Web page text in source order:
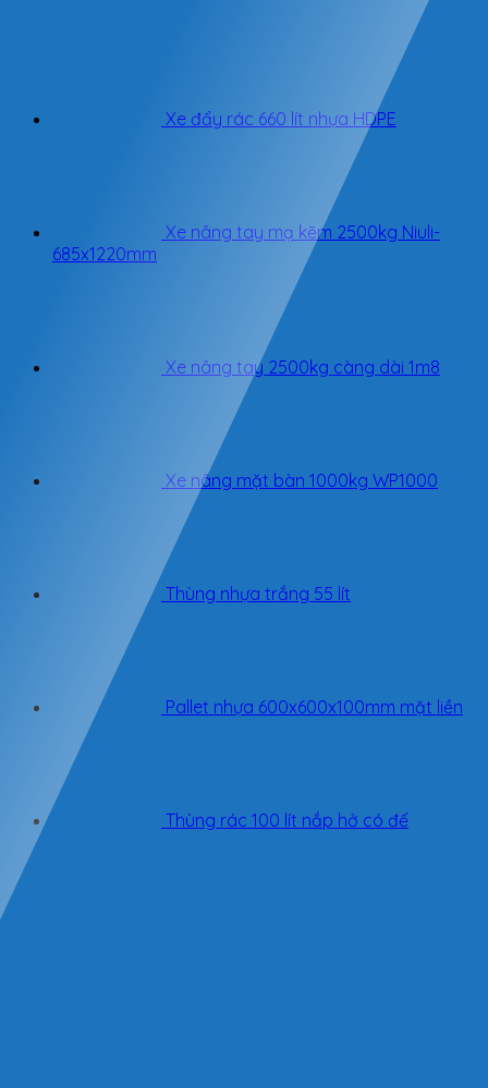
Xe đẩy rác 660 lít nhựa HDPE
Xe nâng tay mạ kẽm 2500kg Niuli-
685x1220mm
Xe nâng tay 2500kg càng dài 1m8
Xe nâng mặt bàn 1000kg WP1000
Thùng nhựa trắng 55 lít
Pallet nhựa 600x600x100mm mặt liền
Thùng rác 100 lít nắp hở có đế